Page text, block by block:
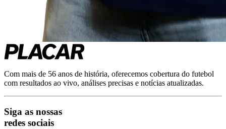
Com mais de 56 anos de história, oferecemos cobertura do futebol
com resultados ao vivo, análises precisas e notícias atualizadas.
Siga as nossas
redes sociais